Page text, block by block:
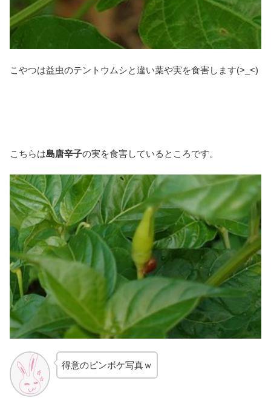
こやつは益虫のテントウムシと違い葉や実を食害します(>_<)
こちらは島唐辛子の実を食害しているところです。
得意のピンボケ写真ｗ